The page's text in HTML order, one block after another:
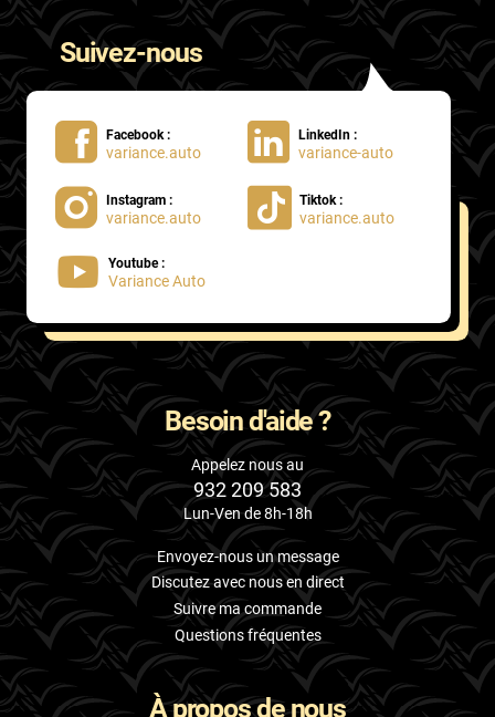
Suivez-nous
Facebook :
variance.auto
LinkedIn :
variance-auto
Instagram :
variance.auto
Tiktok :
variance.auto
Youtube :
Variance Auto
Besoin d'aide ?
Appelez nous au
932 209 583
Lun-Ven de 8h-18h
Envoyez-nous un message
Discutez avec nous en direct
Suivre ma commande
Questions fréquentes
À propos de nous